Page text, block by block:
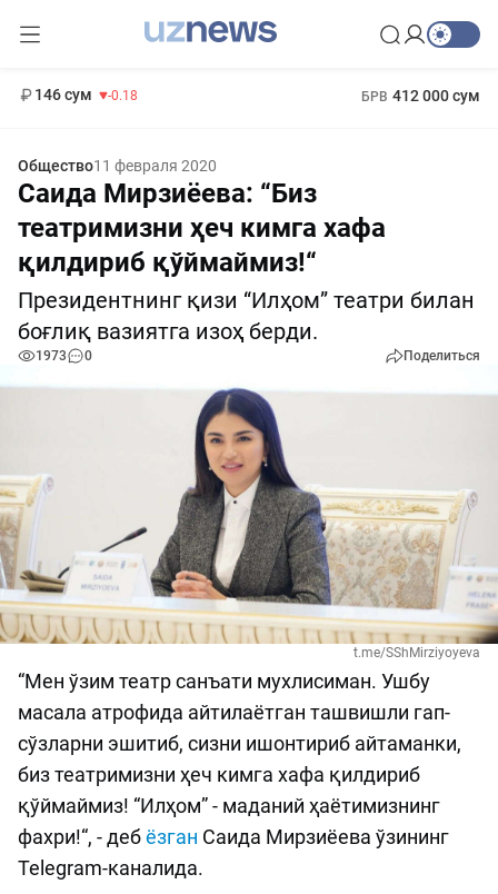
146 сум -0.18 БРВ 412 000 сум
Общество11 февраля 2020
Саида Мирзиёева: “Биз
театримизни ҳеч кимга хафа
қилдириб қўймаймиз!“
Президентнинг қизи “Илҳом” театри билан
боғлиқ вазиятга изоҳ берди.
1973 0 Поделиться
t.me/SShMirziyoyeva
“Мен ўзим театр санъати мухлисиман. Ушбу
масала атрофида айтилаётган ташвишли гап-
сўзларни эшитиб, сизни ишонтириб айтаманки,
биз театримизни ҳеч кимга хафа қилдириб
қўймаймиз! “Илҳом” - маданий ҳаётимизнинг
фахри!“, - дебёзган Саида Мирзиёева ўзининг
Telegram-каналида.